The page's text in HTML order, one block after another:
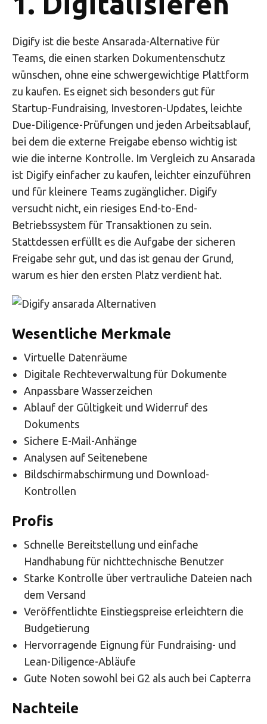
Digify ist die beste Ansarada-Alternative für
Teams, die einen starken Dokumentenschutz
wünschen, ohne eine schwergewichtige Plattform
zu kaufen. Es eignet sich besonders gut für
Startup-Fundraising, Investoren-Updates, leichte
Due-Diligence-Prüfungen und jeden Arbeitsablauf,
bei dem die externe Freigabe ebenso wichtig ist
wie die interne Kontrolle. Im Vergleich zu Ansarada
ist Digify einfacher zu kaufen, leichter einzuführen
und für kleinere Teams zugänglicher. Digify
versucht nicht, ein riesiges End-to-End-
Betriebssystem für Transaktionen zu sein.
Stattdessen erfüllt es die Aufgabe der sicheren
Freigabe sehr gut, und das ist genau der Grund,
warum es hier den ersten Platz verdient hat.
Wesentliche Merkmale
Virtuelle Datenräume
Digitale Rechteverwaltung für Dokumente
Anpassbare Wasserzeichen
Ablauf der Gültigkeit und Widerruf des
Dokuments
Sichere E-Mail-Anhänge
Analysen auf Seitenebene
Bildschirmabschirmung und Download-
Kontrollen
Profis
Schnelle Bereitstellung und einfache
Handhabung für nichttechnische Benutzer
Starke Kontrolle über vertrauliche Dateien nach
dem Versand
Veröffentlichte Einstiegspreise erleichtern die
Budgetierung
Hervorragende Eignung für Fundraising- und
Lean-Diligence-Abläufe
Gute Noten sowohl bei G2 als auch bei Capterra
Nachteile